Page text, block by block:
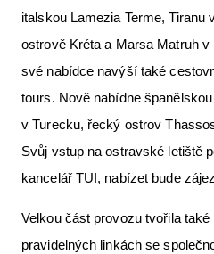
italskou Lamezia Terme, Tiranu
ostrově Kréta a Marsa Matruh
své nabídce navýší také
tours. Nově nabídne
v Turecku, řecký ostrov
Svůj vstup na ostravské letiště
kancelář TUI, nabízet bude
Velkou část provozu tvořila
pravidelných linkách se